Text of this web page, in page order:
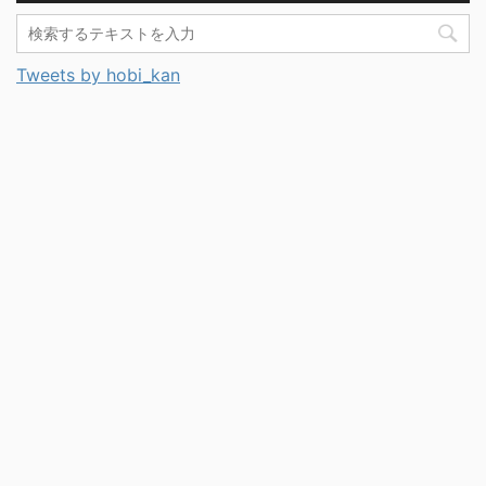
Tweets by hobi_kan